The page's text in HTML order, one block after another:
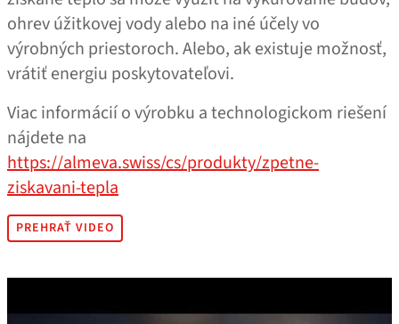
ohrev úžitkovej vody alebo na iné účely vo
výrobných priestoroch. Alebo, ak existuje možnosť,
vrátiť energiu poskytovateľovi.
Viac informácií o výrobku a technologickom riešení
nájdete na
https://almeva.swiss/cs/produkty/zpetne-
ziskavani-tepla
PREHRAŤ VIDEO